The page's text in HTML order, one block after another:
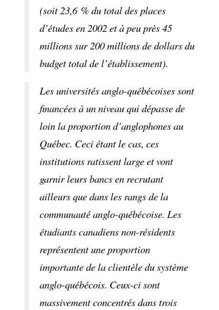
(soit 23,6 % du total des places
d’études en 2002 et à peu près 45
millions sur 200 millions de dollars du
budget total de l’établissement).
Les universités anglo-québécoises sont
financées à un niveau qui dépasse de
loin la proportion d’anglophones au
Québec. Ceci étant le cas, ces
institutions ratissent large et vont
garnir leurs bancs en recrutant
ailleurs que dans les rangs de la
communauté anglo-québécoise. Les
étudiants canadiens non-résidents
représentent une proportion
importante de la clientèle du système
anglo-québécois. Ceux-ci sont
massivement concentrés dans trois